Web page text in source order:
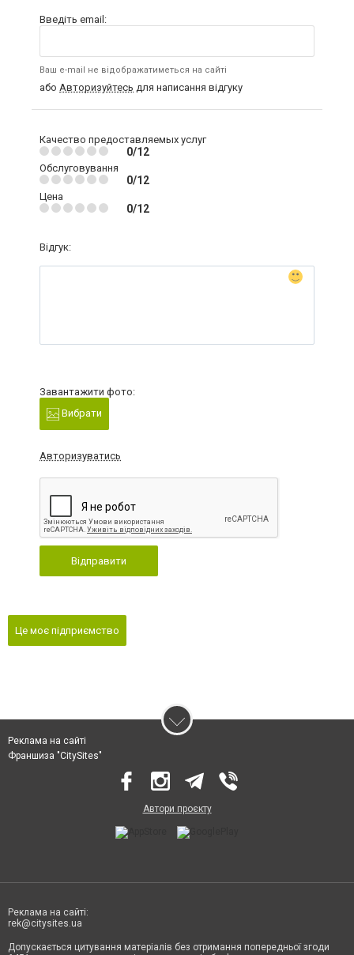
Введіть email:
Ваш e-mail не відображатиметься на сайті
або Авторизуйтесь для написання відгуку
Качество предоставляемых услуг
0/12
Обслуговування
0/12
Цена
0/12
Відгук:
Завантажити фото:
Вибрати
Авторизуватись
Відправити
Це моє підприємство
Реклама на сайті
Франшиза "CitySites"
Автори проєкту
Реклама на сайті:
rek@citysites.ua
Допускається цитування матеріалів без отримання попередньої згоди